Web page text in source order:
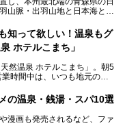
山脈・出羽山地と日本海とい
地のほか、多くの国立公園・
米の生産量は国内第3位。米
といった独特の食材も豊富で
も多い秋田県。観光旅行にも
ー銭湯＆立ち寄り湯情報をご
知って欲しい！温泉もグ
ホテルこまち」
然温泉 ホテルこまち」。朝5
時間中は、いつも地元の人
円からと破格の安さ！
ルこまち」の魅力をたっぷ
の温泉・銭湯・スパ10選
漫画も発売されるなど、ファ